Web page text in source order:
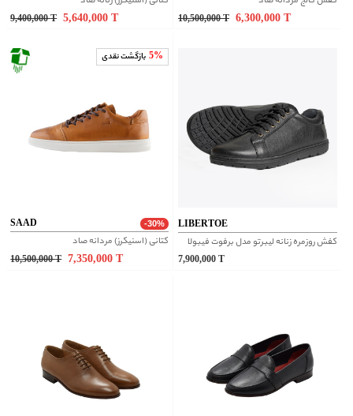
9,400,000 T 5,640,000 10,500,000 T 6,300,000
5% بازگشت نقدی
SAAD -30%
کتانی (اسنیکرز) مردانه صاد
10,500,000 T 7,350,000
LIBERTOE
کفش روزمره زنانه لیبرتو مدل برفوت فیبولا
7,900,000